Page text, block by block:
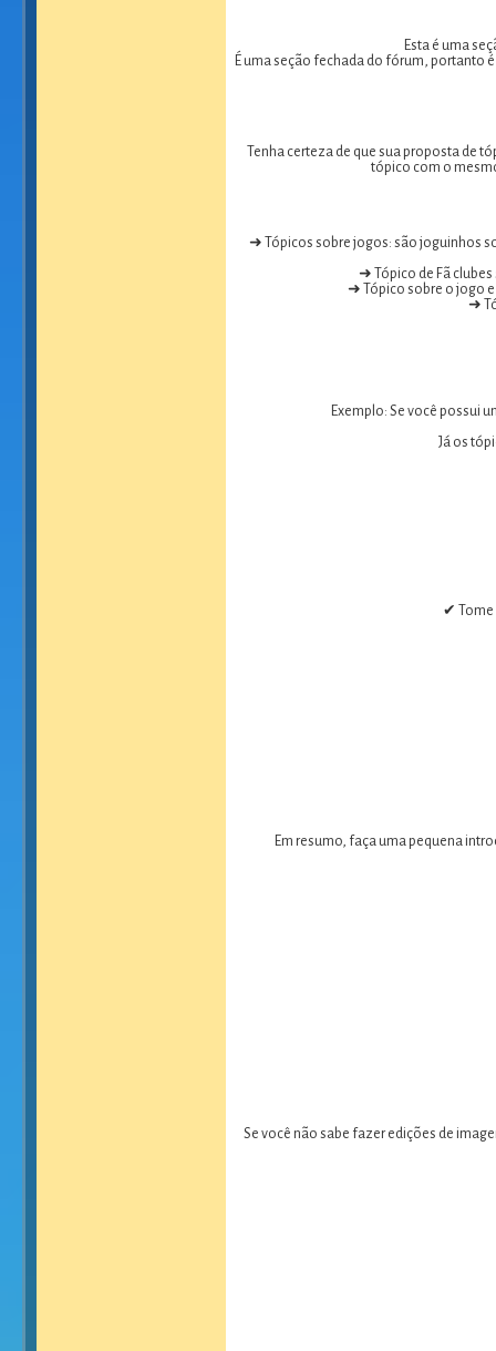
Esta é uma
É uma seção fechada do fórum, portanto
Tenha certeza de que sua proposta de
tópico com o
➜ Tópicos sobre jogos: são joguinhos
➜ Tópico de Fã
➜ Tópico sobre o jogo e
➜
Exemplo: Se você possui
Já os
✔ Tome
Em resumo, faça uma pequena
Se você não sabe fazer edições de